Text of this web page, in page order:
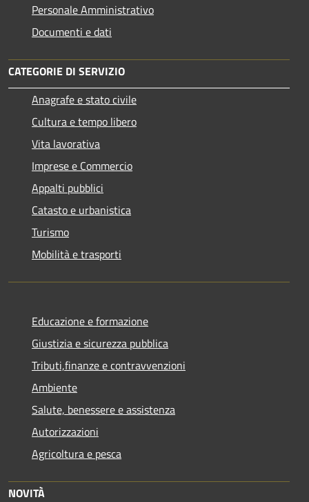
Personale Amministrativo
Documenti e dati
CATEGORIE DI SERVIZIO
Anagrafe e stato civile
Cultura e tempo libero
Vita lavorativa
Imprese e Commercio
Appalti pubblici
Catasto e urbanistica
Turismo
Mobilità e trasporti
Educazione e formazione
Giustizia e sicurezza pubblica
Tributi,finanze e contravvenzioni
Ambiente
Salute, benessere e assistenza
Autorizzazioni
Agricoltura e pesca
NOVITÀ